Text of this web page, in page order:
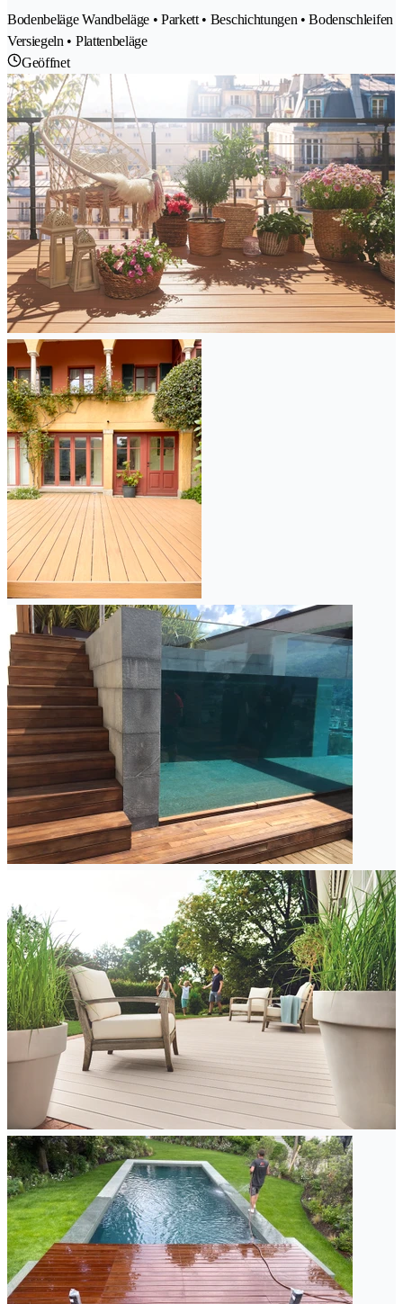
Bodenbeläge Wandbeläge • Parkett • Beschichtungen • Bodenschleifen
Versiegeln • Plattenbeläge
Geöffnet